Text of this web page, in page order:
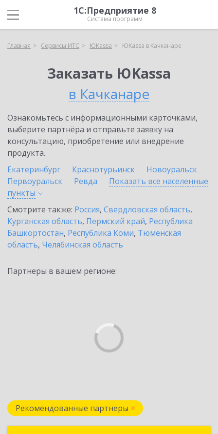
1С:Предприятие 8
Система программ
Главная Сервисы ИТС ЮKassa ЮKassa в Качканаре
Заказать ЮKassa
в Качканаре
Ознакомьтесь с информационными карточками,
выберите партнёра и отправьте заявку на
консультацию, приобретение или внедрение
продукта.
Екатеринбург
Краснотурьинск
Новоуральск
Первоуральск
Ревда
Показать все населенные
пункты
Смотрите также: Россия, Свердловская область,
Курганская область, Пермский край, Республика
Башкортостан, Республика Коми, Тюменская
область, Челябинская область
Партнеры в вашем регионе:
Рекомендованные партнеры